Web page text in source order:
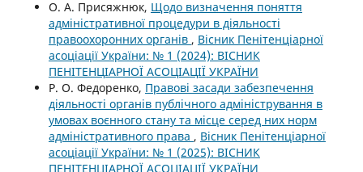
О. А. Присяжнюк, Щодо визначення поняття
адміністративної процедури в діяльності
правоохоронних органів , Вісник Пенітенціарної
асоціації України: № 1 (2024): ВІСНИК
ПЕНІТЕНЦІАРНОЇ АСОЦІАЦІЇ УКРАЇНИ
Р. О. Федоренко, Правові засади забезпечення
діяльності органів публічного адміністрування в
умовах воєнного стану та місце серед них норм
адміністративного права , Вісник Пенітенціарної
асоціації України: № 1 (2025): ВІСНИК
ПЕНІТЕНЦІАРНОЇ АСОЦІАЦІЇ УКРАЇНИ